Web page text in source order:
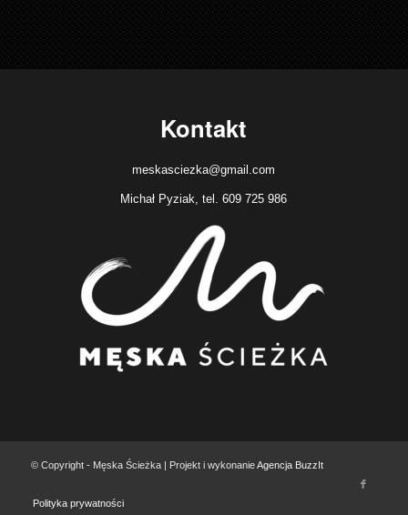
Kontakt
meskasciezka@gmail.com
Michał Pyziak, tel. 609 725 986
© Copyright - Męska Ścieżka | Projekt i wykonanieAgencja BuzzIt
Polityka prywatności